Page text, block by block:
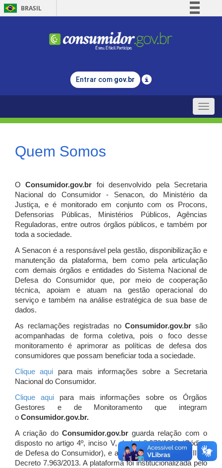
BRASIL
Comunica BR
Legislação
Entrar com gov.br
Toggle
Quem Somos
OConsumidor.gov.br
foi desenvolvido pela Secretaria
Nacional do Consumidor - Senacon, do Ministério da
Justiça, e é monitorado em conjunto com os Procons,
Defensorias Públicas, Ministérios Públicos, Agências
Reguladoras, entre outros órgãos públicos, e também por
toda a sociedade.
A Senacon é a responsável pela gestão, disponibilização e
manutenção da plataforma, bem como pela articulação
com demais órgãos e entidades do Sistema Nacional de
Defesa do Consumidor que, por meio de cooperação
técnica, apoiam e atuam na gestão operacional do
serviço e também na análise estratégica de sua base de
dados.
As reclamações registradas noConsumidor.gov.br são
acompanhadas de forma coletiva, pois o foco desse
monitoramento é aprimorar as políticas de defesa dos
consumidores que possam beneficiar toda a sociedade.
Clique aqui para mais informações sobre a Secretaria
Nacional do Consumidor.
Clique aquipara mais informações sobre os Órgãos
Gestores e de Monitoramento que integram
o Consumidor.gov.br.
A criação do Consumidor.gov.brguarda relação com o
disposto no artigo 4º, inciso V, da Lei 8.078/1990 (Código
de Defesa do Consumidor), e artigo 7º, incisos I, II e III do
Decreto 7.963/2013. A plataforma foi institucionalizada pelo